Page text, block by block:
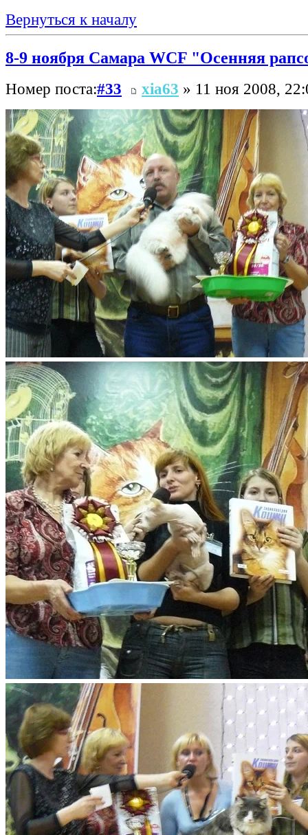
Вернуться к началу
8-9 ноября Самара WCF "Осенняя
Номер поста:#33 xia63 » 11 ноя 2008,